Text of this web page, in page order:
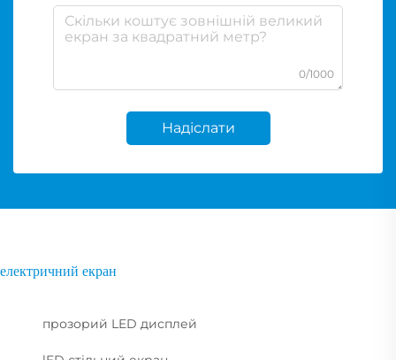
0/1000
Надіслати
електричний екран
прозорий LED дисплей